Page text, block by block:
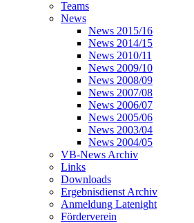
Teams
News
News 2015/16
News 2014/15
News 2010/11
News 2009/10
News 2008/09
News 2007/08
News 2006/07
News 2005/06
News 2003/04
News 2004/05
VB-News Archiv
Links
Downloads
Ergebnisdienst Archiv
Anmeldung Latenight
Förderverein